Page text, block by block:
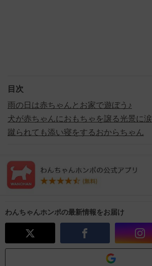
目次
雨の日は赤ちゃんとお家で遊ぼう♪
犬が赤ちゃんにおもちゃを譲る光景に涙
蹴られても添い寝をするおからちゃん
わんちゃんホンポの最新情報をお届け